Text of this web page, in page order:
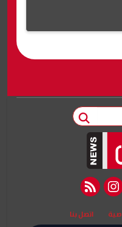
instagram
rss feed
اتصل بنا